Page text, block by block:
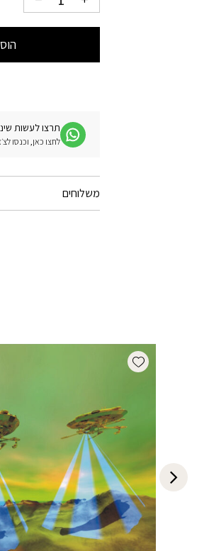
תרצו לעשות
לחצו כאן, וכנסו
משלוחים
Add wishlist